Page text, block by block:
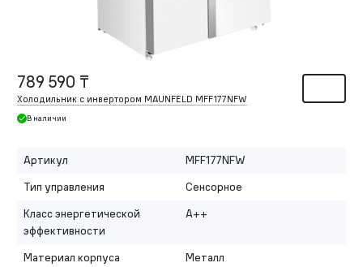
789 590 ₸
Холодильник с инвертором MAUNFELD MFF177NFW
В наличии
Артикул
MFF177NFW
Тип управления
Сенсорное
Класс энергетической
эффективности
A++
Материал корпуса Металл